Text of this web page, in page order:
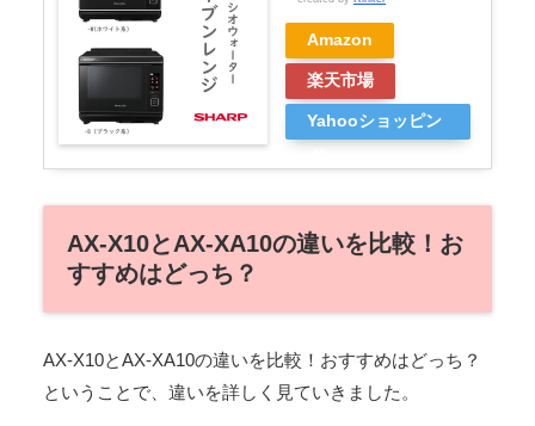
Amazon
楽天市場
Yahooショッピン
AX-X10とAX-XA10の違いを比較！お
すすめはどっち？
AX-X10とAX-XA10の違いを比較！おすすめはどっち？
ということで、違いを詳しく見ていきました。